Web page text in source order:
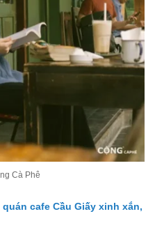
Cà Phê
cafe Cầu Giấy xinh xắn,